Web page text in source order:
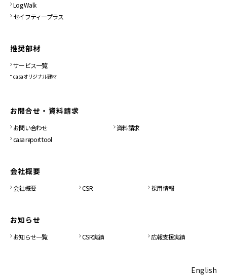
Log Walk
セイフティープラス
推奨部材
サービス一覧
casaオリジナル建材
お問合せ・資料請求
お問い合わせ
資料請求
casa report tool
会社概要
会社概要 CSR 採用情報
お知らせ
お知らせ一覧 CSR実績 広報支援実績
English